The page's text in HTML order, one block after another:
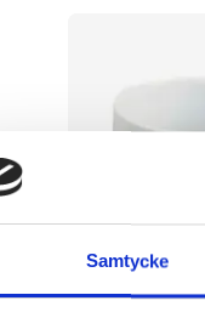
Samtycke